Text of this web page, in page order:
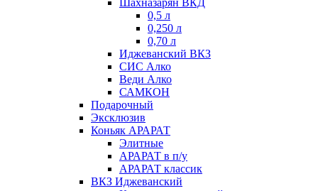
Шахназарян ВКД
0,5 л
0,250 л
0,70 л
Иджеванский ВКЗ
СИС Алко
Веди Алко
САМКОН
Подарочный
Эксклюзив
Коньяк АРАРАТ
Элитные
АРАРАТ в п/у
АРАРАТ классик
ВКЗ Иджеванский